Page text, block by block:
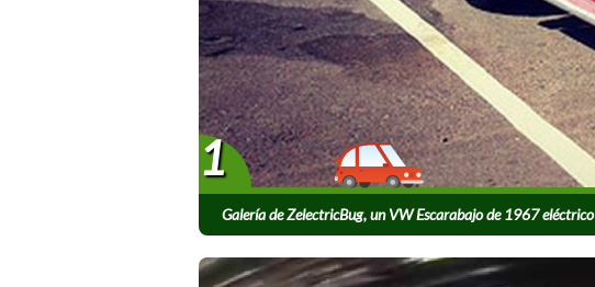
Galería de ZelectricBug, un VW Escarabajo de 1967 eléctrico
1